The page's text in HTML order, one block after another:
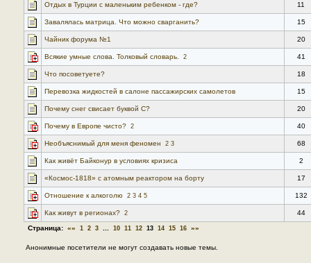
Отдых в Турции с маленьким ребенком - где? 11
Завалялась матрица. Что можно сварганить? 15
Чайник форума №1 20
Всякие умные слова. Толковый словарь. 2 41
Что посоветуете? 18
Перевозка жидкостей в салоне пассажирских самолетов 15
Почему снег свисает буквой С? 20
Почему в Европе чисто? 2 40
Необъяснимый для меня феномен 2 3 68
Как живёт Байконур в условиях кризиса 2
«Космос-1818» с атомным реактором на борту 17
Отношение к алкоголю 2 3 4 5 132
Как живут в регионах? 2
44
Страница: «« 1 2 3 10 11 12 13 14 15 16 »»
Анонимные посетители не могут создавать новые темы.